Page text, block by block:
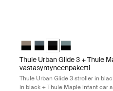
Thule Urban Glide 3 + Thule
Thule Urban Glide 3 +
Thule Urban Glide 3
Thule Urban
Thule Urban Glide 3 + Thule
vastasyntyneenpaketti
Thule Urban Glide 3 stroller in
in black + Thule Maple infant car